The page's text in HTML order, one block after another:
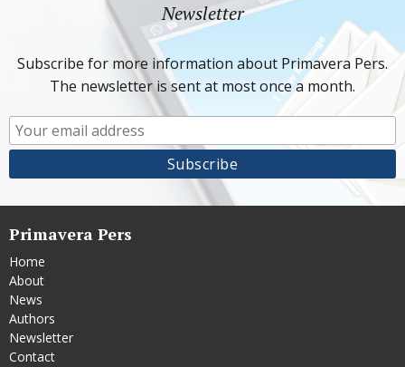
Newsletter
Subscribe for more information about Primavera Pers.
The newsletter is sent at most once a month.
Primavera Pers
Home
About
News
Authors
Newsletter
Contact